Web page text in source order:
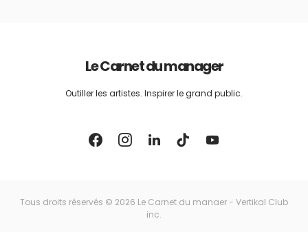
Le Carnet du manager
Outiller les artistes. Inspirer le grand public.
Tous droits réservés © 2026 Le Carnet du manaer - Vertikal Club
inc.